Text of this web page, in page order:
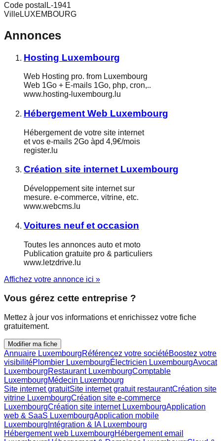
Code postal L-1941
VilleLUXEMBOURG
Annonces
Hosting Luxembourg
Web Hosting pro. from Luxembourg
Web 1Go + E-mails 1Go, php, cron,..
www.hosting-luxembourg.lu
Hébergement Web Luxembourg
Hébergement de votre site internet
et vos e-mails 2Go àpd 4,9€/mois
register.lu
Création site internet Luxembourg
Développement site internet sur
mesure. e-commerce, vitrine, etc.
www.webcms.lu
Voitures neuf et occasion
Toutes les annonces auto et moto
Publication gratuite pro & particuliers
www.letzdrive.lu
Affichez votre annonce ici »
Vous gérez cette entreprise ?
Mettez à jour vos informations et enrichissez votre fiche
gratuitement.
Modifier ma fiche
Annuaire LuxembourgRéférencez votre sociétéBoostez votre
visibilitéPlombier LuxembourgÉlectricien LuxembourgAvocat
LuxembourgRestaurant LuxembourgComptable
LuxembourgMédecin Luxembourg
Site internet gratuitSite internet gratuit restaurantCréation site
vitrine LuxembourgCréation site e-commerce
LuxembourgCréation site internet LuxembourgApplication
web & SaaS LuxembourgApplication mobile
Luxembourg Intégration & IA Luxembourg
Hébergement web LuxembourgHébergement email